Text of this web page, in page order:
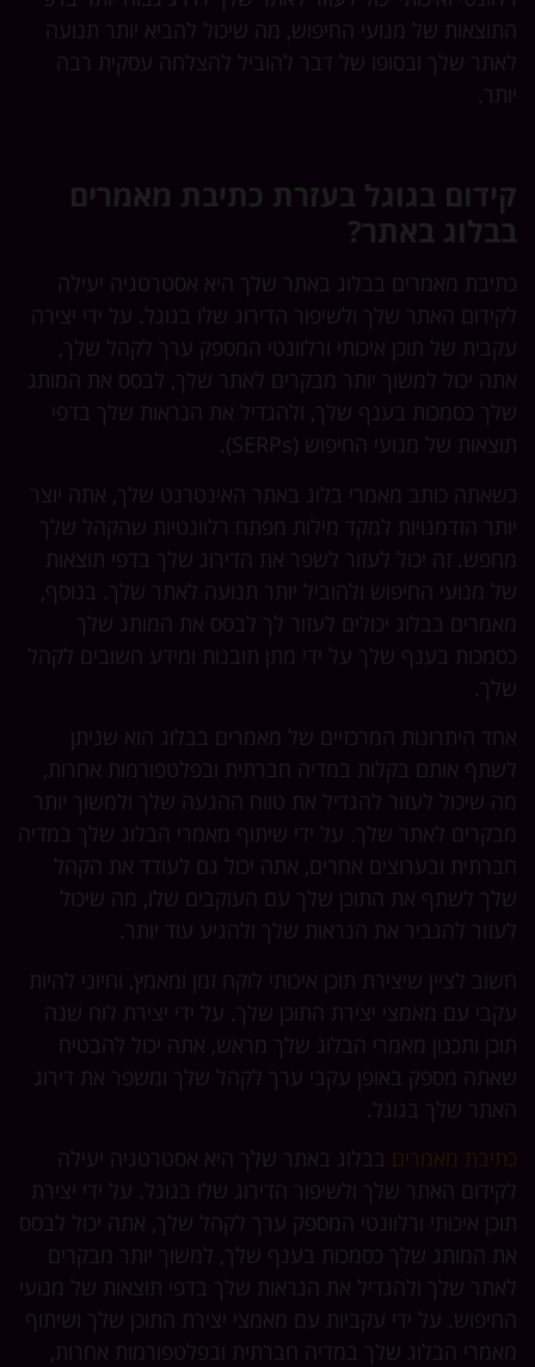
התוצאות של מנועי החיפוש, מה שיכול להביא יותר תנועה
לאתר שלך ובסופו של דבר להוביל להצלחה עסקית רבה
יותר.
קידום בגוגל בעזרת כתיבת מאמרים
בבלוג באתר?
כתיבת מאמרים בבלוג באתר שלך היא אסטרטגיה יעילה
לקידום האתר שלך ולשיפור הדירוג שלו בגוגל. על ידי יצירה
עקבית של תוכן איכותי ורלוונטי המספק ערך לקהל שלך,
אתה יכול למשוך יותר מבקרים לאתר שלך, לבסס את המותג
שלך כסמכות בענף שלך, ולהגדיל את הנראות שלך בדפי
תוצאות של מנועי החיפוש (SERPs).
כשאתה כותב מאמרי בלוג באתר האינטרנט שלך, אתה יוצר
יותר הזדמנויות למקד מילות מפתח רלוונטיות שהקהל שלך
מחפש. זה יכול לעזור לשפר את הדירוג שלך בדפי תוצאות
של מנועי החיפוש ולהוביל יותר תנועה לאתר שלך. בנוסף,
מאמרים בבלוג יכולים לעזור לך לבסס את המותג שלך
כסמכות בענף שלך על ידי מתן תובנות ומידע חשובים לקהל
שלך.
אחד היתרונות המרכזיים של מאמרים בבלוג הוא שניתן
לשתף אותם בקלות במדיה חברתית ובפלטפורמות אחרות,
מה שיכול לעזור להגדיל את טווח ההגעה שלך ולמשוך יותר
מבקרים לאתר שלך. על ידי שיתוף מאמרי הבלוג שלך במדיה
חברתית ובערוצים אחרים, אתה יכול גם לעודד את הקהל
שלך לשתף את התוכן שלך עם העוקבים שלו, מה שיכול
לעזור להגביר את הנראות שלך ולהגיע עוד יותר.
חשוב לציין שיצירת תוכן איכותי לוקח זמן ומאמץ, וחיוני להיות
עקבי עם מאמצי יצירת התוכן שלך. על ידי יצירת לוח שנה
תוכן ותכנון מאמרי הבלוג שלך מראש, אתה יכול להבטיח
שאתה מספק באופן עקבי ערך לקהל שלך ומשפר את דירוג
האתר שלך בגוגל.
בבלוג באתר שלך היא אסטרטגיה יעילה
לקידום האתר שלך ולשיפור הדירוג שלו בגוגל. על ידי יצירת
תוכן איכותי ורלוונטי המספק ערך לקהל שלך, אתה יכול לבסס
את המותג שלך כסמכות בענף שלך, למשוך יותר מבקרים
לאתר שלך ולהגדיל את הנראות שלך בדפי תוצאות של מנועי
החיפוש. על ידי עקביות עם מאמצי יצירת התוכן שלך ושיתוף
מאמרי הבלוג שלך במדיה חברתית ובפלטפורמות אחרות,